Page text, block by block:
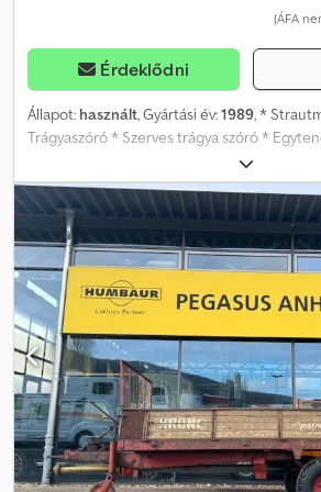
(ÁFA
Érdeklődni
Állapot: használt, Gyártási év:1989, *
Trágyaszóró * Szerves trágya szóró *
kb. 1989 * Megengedett össztömeg: 4000
mm x 1900 mm x 2200 mm * Belső méret:
360 mm * Szórószerkezet 2 vízszintes
kaparós padló * Támasztókerék *
Dksdpjygql Aofx An Nsr * Fapadló * Elülső
KÉRJÜK, OLVASSA EL!!! Fenntartjuk a
mivel ezt a tételt más platformokon is
javasoljuk a személyes megtekintést és
ne alkothasson téves elképzelést az
alkalmasságról. Megtekintés és ellenőrzés
időpontban lehetséges és kifejezetten
hasonlóak, feláras tartozékokat is
belső méretek megközelítő adatok. A
hibákért nem vállalunk felelősséget, az
jellegűek! BESZÁMÍTÁS SZINTE BÁRMIRE